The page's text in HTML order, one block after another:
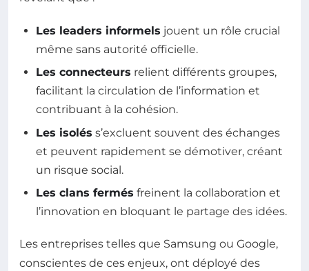
Les leaders informels jouent un rôle crucial
même sans autorité officielle.
Les connecteurs relient différents groupes,
facilitant la circulation de l’information et
contribuant à la cohésion.
Les isolés s’excluent souvent des échanges
et peuvent rapidement se démotiver, créant
un risque social.
Les clans fermés freinent la collaboration et
l’innovation en bloquant le partage des idées.
Les entreprises telles que Samsung ou Google,
conscientes de ces enjeux, ont déployé des